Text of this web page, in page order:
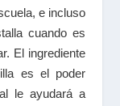
e incluso
cuando es
El ingrediente
es el poder
le ayudará a